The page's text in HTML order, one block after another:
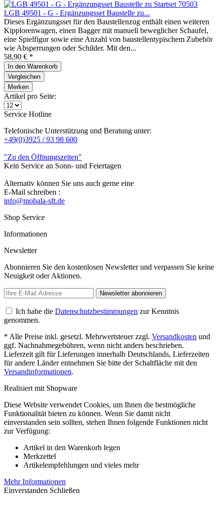
LGB 49501 - G - Ergänzungsset Baustelle zu...
Dieses Ergänzungsset für den Baustellenzug enthält einen weiteren
Kipplorenwagen, einen Bagger mit manuell beweglicher Schaufel,
eine Spielfigur sowie eine Anzahl von baustellentypischem Zubehör
wie Absperrungen oder Schilder. Mit den...
58,90 € *
In den Warenkorb
Vergleichen
Merken
Artikel pro Seite:
Service Hotline
Telefonische Unterstützung und Beratung unter:
+49(0)3925 / 93 98 600
"Zu den Öffnungszeiten"
Kein Service an Sonn- und Feiertagen
Alternativ können Sie uns auch gerne eine
E-Mail schreiben :
info@mobala-sft.de
Shop Service
Informationen
Newsletter
Abonnieren Sie den kostenlosen Newsletter und verpassen Sie keine
Neuigkeit oder Aktionen.
Newsletter abonnieren
Ich habe die Datenschutzbestimmungen zur Kenntnis
genommen.
* Alle Preise inkl. gesetzl. Mehrwertsteuer zzgl. Versandkosten und
ggf. Nachnahmegebühren, wenn nicht anders beschrieben.
Lieferzeit gilt für Lieferungen innerhalb Deutschlands, Lieferzeiten
für andere Länder entnehmen Sie bitte der Schaltfläche mit den
Versandinformationen.
Realisiert mit Shopware
Diese Website verwendet Cookies, um Ihnen die bestmögliche
Funktionalität bieten zu können. Wenn Sie damit nicht
einverstanden sein sollten, stehen Ihnen folgende Funktionen nicht
zur Verfügung:
Artikel in den Warenkorb legen
Merkzettel
Artikelempfehlungen und vieles mehr
Mehr Informationen
Einverstanden Schließen